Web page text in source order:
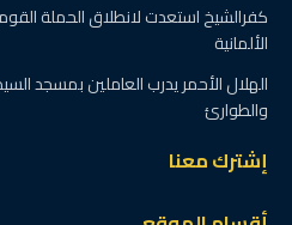
كفرالشيخ استعدت لانطلاق الحملة
الألمانية
الهلال الأحمر يدرب العاملين بمسجد
والطوارئ
إشترك معنا